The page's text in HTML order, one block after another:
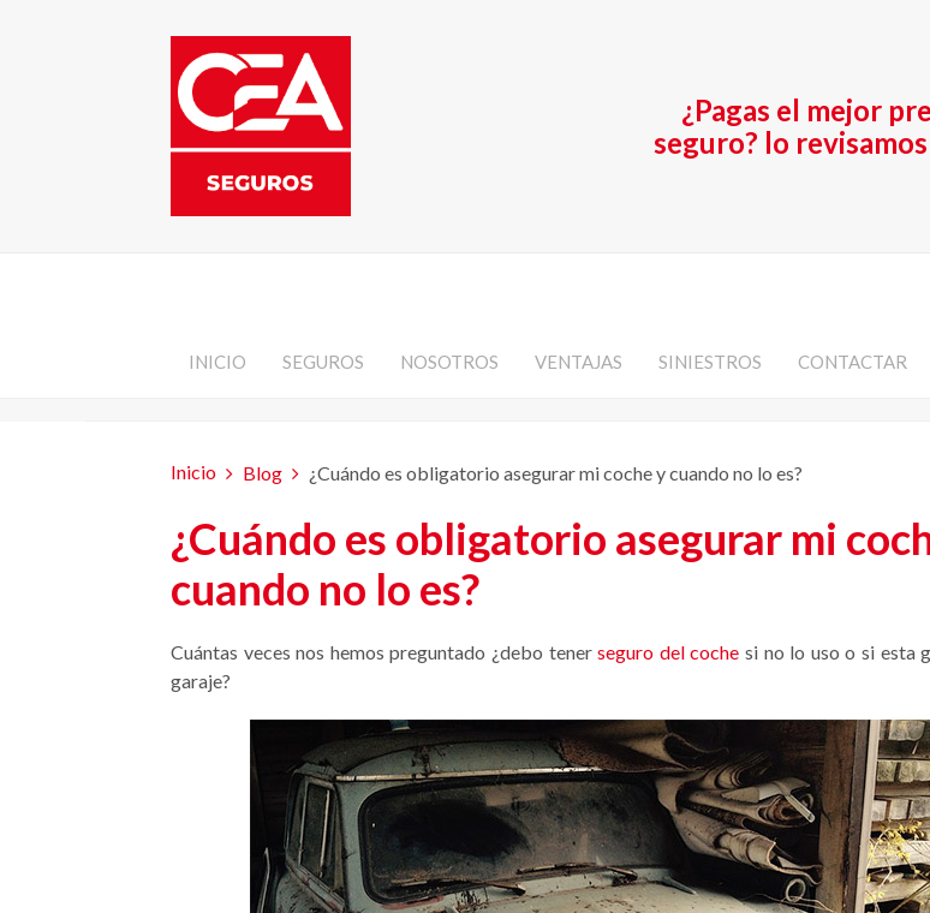
¿Pagas el mejor
seguro? lo
INICIO SEGUROS NOSOTROS VENTAJAS SINIESTROS CONTACTAR
Inicio Blog ¿Cuándo es obligatorio asegurar mi coche y cuando no lo es?
¿Cuándo es obligatorio asegurar mi
cuando no lo es?
Cuántas veces nos hemos preguntado ¿debo tenerseguro del coche si no lo uso o si esta
garaje?